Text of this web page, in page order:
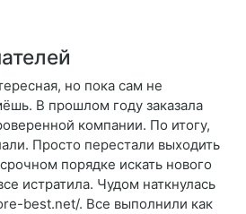
но пока сам не
В прошлом году заказала
компании. По итогу,
Просто перестали выходить
порядке искать нового
истратила. Чудом наткнулась
best.net/. Все выполнили как